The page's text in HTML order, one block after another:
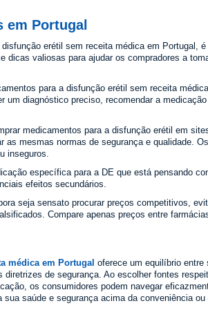
em Portugal
erétil sem receita médica em Portugal,
dicas valiosas para ajudar os compradores a
para a disfunção erétil sem receita
um diagnóstico preciso, recomendar a
medicamentos para a disfunção erétil em
as mesmas normas de segurança e qualidade.
inseguros.
específica para a DE que está pensando
efeitos secundários.
seja sensato procurar preços competitivos,
Compare apenas preços entre
médica em Portugal oferece um equilíbrio entre
de segurança. Ao escolher fontes
os consumidores podem navegar
saúde e segurança acima da conveniência ou